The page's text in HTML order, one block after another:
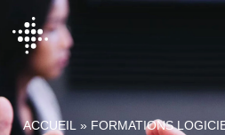
ACCUEIL » FORMATIONS